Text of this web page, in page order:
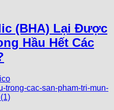
(BHA) Lại Được
Hầu Hết Các